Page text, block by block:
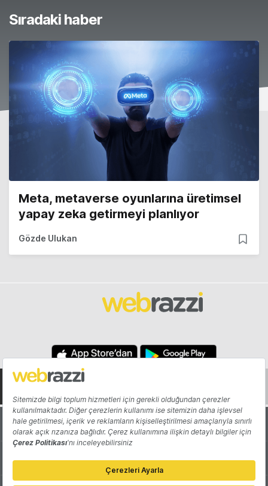
Sıradaki haber
Meta, metaverse oyunlarına üretimsel
yapay zeka getirmeyi planlıyor
Gözde Ulukan
Hakkında Yazarlar
Katkıda Bulun Reklam